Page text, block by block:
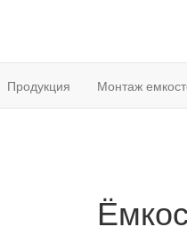
Продукция Монтаж